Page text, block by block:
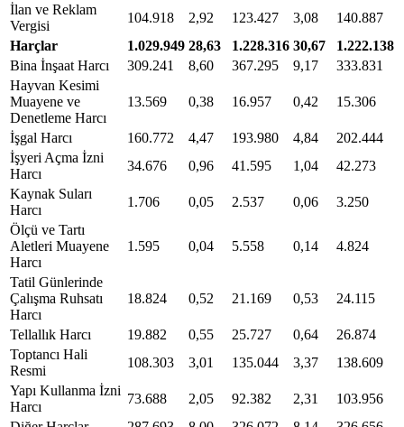
İlan ve Reklam
Vergisi
104.918 2,92 123.427 3,08 140.887
Harçlar
1.029.949 28,63 1.228.316 30,67 1.222.138
Bina İnşaat Harcı
309.241 8,60 367.295 9,17 333.831
Hayvan Kesimi
Muayene ve
Denetleme Harcı
13.569 0,38 16.957 0,42 15.306
İşgal Harcı 160.772 4,47 193.980 4,84 202.444
İşyeri Açma İzni
Harcı
34.676 0,96 41.595 1,04 42.273
Kaynak Suları
Harcı
1.706 0,05 2.537 0,06 3.250
Ölçü ve Tartı
Aletleri Muayene
Harcı
1.595 0,04 5.558 0,14 4.824
Tatil Günlerinde
Çalışma Ruhsatı
Harcı
18.824 0,52 21.169 0,53 24.115
Tellallık Harcı 19.882 0,55 25.727 0,64 26.874
Toptancı Hali
Resmi
108.303 3,01 135.044 3,37 138.609
Yapı Kullanma İzni
Harcı
73.688 2,05 92.382 2,31 103.956